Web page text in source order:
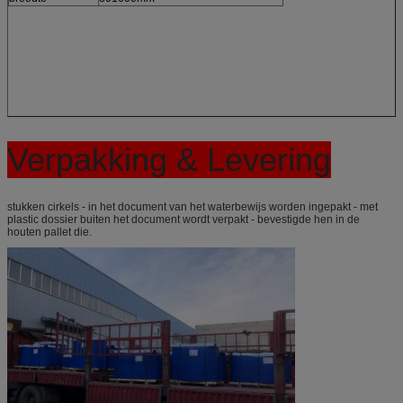
Verpakking & Levering
stukken cirkels - in het document van het waterbewijs worden ingepakt - met
plastic dossier buiten het document wordt verpakt - bevestigde hen in de
houten pallet die.